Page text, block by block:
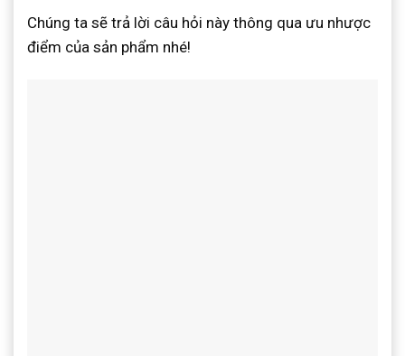
Chúng ta sẽ trả lời câu hỏi này thông qua ưu nhược
điểm của sản phẩm nhé!